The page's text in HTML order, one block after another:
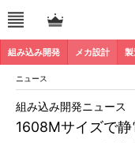
組み込み開発 メカ設計 製
ニュース
1608Mサイズで
組み込み開発ニュース